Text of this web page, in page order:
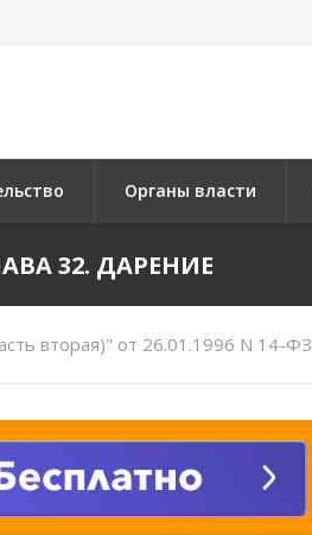
Органы власти
32. ДАРЕНИЕ
вторая)" от 26.01.1996 N 14-ФЗ